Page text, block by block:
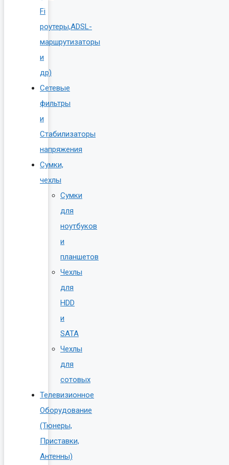
Fi
роутеры,ADSL-
маршрутизаторы
и
др)
Сетевые
фильтры
и
Стабилизаторы
напряжения
Сумки,
чехлы
Сумки
для
ноутбуков
и
планшетов
Чехлы
для
HDD
и
SATA
Чехлы
для
сотовых
Телевизионное
Оборудование
(Тюнеры,
Приставки,
Антенны)